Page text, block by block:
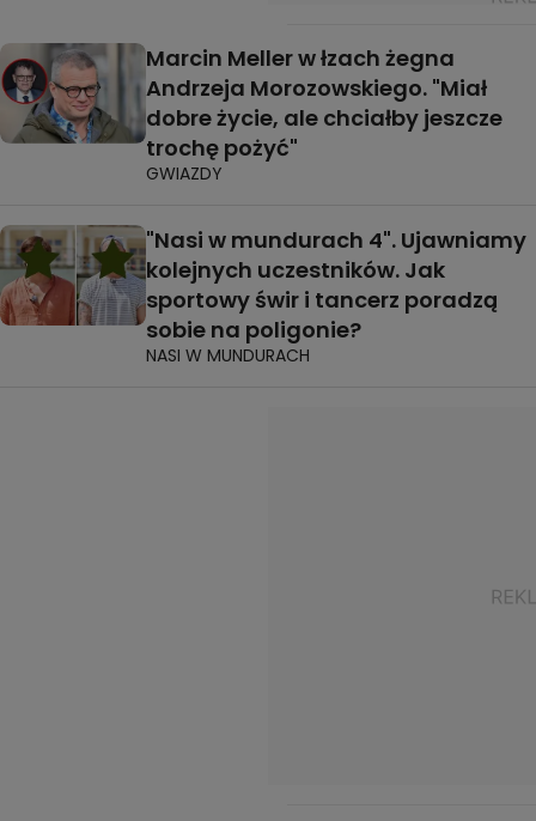
Marcin Meller w łzach żegna
Andrzeja Morozowskiego. "Miał
dobre życie, ale chciałby jeszcze
trochę pożyć"
GWIAZDY
"Nasi w mundurach 4". Ujawniamy
kolejnych uczestników. Jak
sportowy świr i tancerz poradzą
sobie na poligonie?
NASI W MUNDURACH